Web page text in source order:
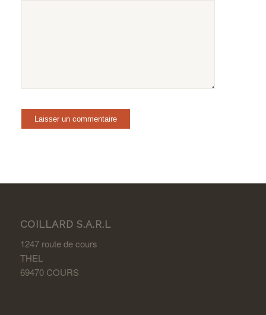
COILLARD S.A.R.L
1247 route de cours
THEL
69470 COURS